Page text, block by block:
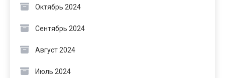
Октябрь 2024
Сентябрь 2024
Август 2024
Июль 2024